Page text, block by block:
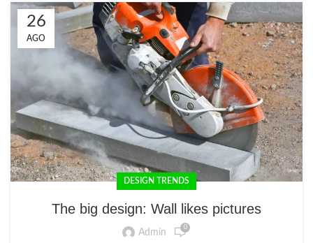
26
AGO
DESIGN TRENDS
The big design: Wall likes pictures
Admin 0